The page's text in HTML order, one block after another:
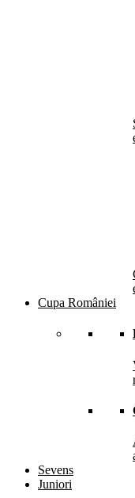
Cupa României
Sevens
Juniori